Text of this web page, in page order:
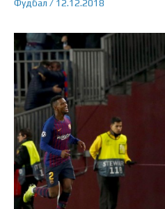
Фудбал / 12.12.2018